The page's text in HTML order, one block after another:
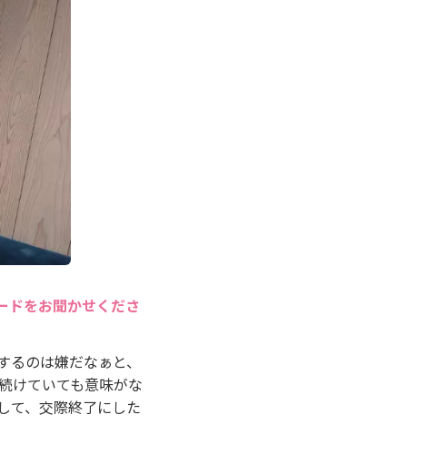
ドをお聞かせくださ
のは嫌だなぁと、
けていても意味がな
て、交際終了にした